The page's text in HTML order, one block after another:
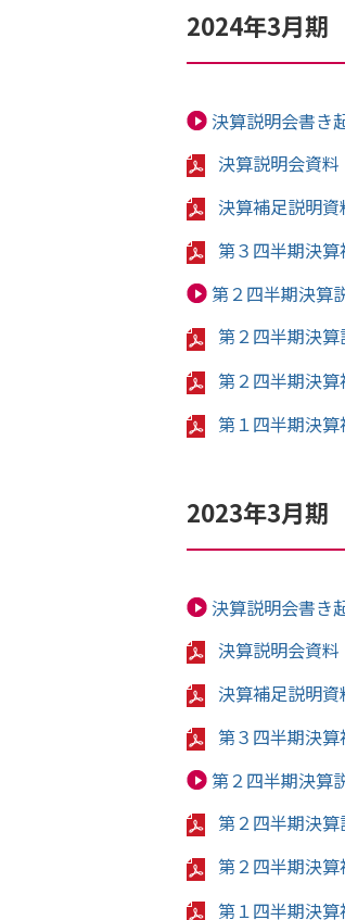
2024年3月期
決算説明会書き
決算説明会資料
決算補足説明資
第３四半期決
第２四半期決算
第２四半期決
第２四半期決
第１四半期決
2023年3月期
決算説明会書き
決算説明会資料
決算補足説明資
第３四半期決
第２四半期決算
第２四半期決
第２四半期決
第１四半期決